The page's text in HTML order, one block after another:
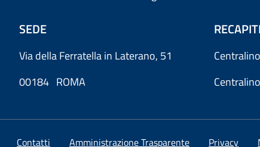
SEDE
Via della Ferratella in Laterano, 51
00184 ROMA
Contatti Amministrazione Trasparente Privacy